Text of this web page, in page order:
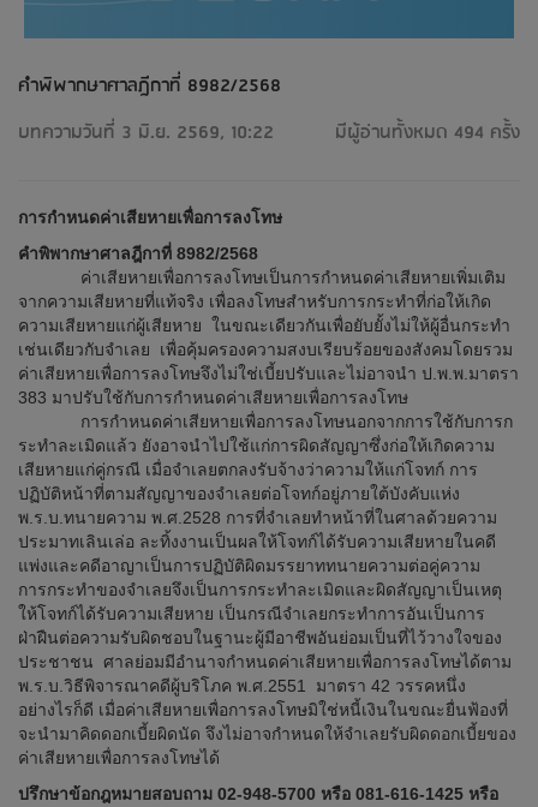
คำพิพากษาศาลฎีกาที่ 8982/2568
บทความวันที่ 3 มิ.ย. 2569, 10:22
มีผู้อ่านทั้งหมด 494 ครั้ง
การกำหนดค่าเสียหายเพื่อการลงโทษ
คำพิพากษาศาลฎีกาที่ 8982/2568
ค่าเสียหายเพื่อการลงโทษเป็นการกำหนดค่าเสียหายเพิ่มเติม
จากความเสียหายที่แท้จริง เพื่อลงโทษสำหรับการกระทำที่ก่อให้เกิด
ความเสียหายแก่ผู้เสียหาย ในขณะเดียวกันเพื่อยับยั้งไม่ให้ผู้อื่นกระทำ
เช่นเดียวกับจำเลย เพื่อคุ้มครองความสงบเรียบร้อยของสังคมโดยรวม
ค่าเสียหายเพื่อการลงโทษจึงไม่ใช่เบี้ยปรับและไม่อาจนำ ป.พ.พ.มาตรา
383 มาปรับใช้กับการกำหนดค่าเสียหายเพื่อการลงโทษ
การกำหนดค่าเสียหายเพื่อการลงโทษนอกจากการใช้กับการก
ระทำละเมิดแล้ว ยังอาจนำไปใช้แก่การผิดสัญญาซึ่งก่อให้เกิดความ
เสียหายแก่คู่กรณี เมื่อจำเลยตกลงรับจ้างว่าความให้แก่โจทก์ การ
ปฏิบัติหน้าที่ตามสัญญาของจำเลยต่อโจทก์อยู่ภายใต้บังคับแห่ง
พ.ร.บ.ทนายความ พ.ศ.2528 การที่จำเลยทำหน้าที่ในศาลด้วยความ
ประมาทเลินเล่อ ละทิ้งงานเป็นผลให้โจทก์ได้รับความเสียหายในคดี
แพ่งและคดีอาญาเป็นการปฏิบัติผิดมรรยาททนายความต่อคู่ความ
การกระทำของจำเลยจึงเป็นการกระทำละเมิดและผิดสัญญาเป็นเหตุ
ให้โจทก์ได้รับความเสียหาย เป็นกรณีจำเลยกระทำการอันเป็นการ
ฝ่าฝืนต่อความรับผิดชอบในฐานะผู้มีอาชีพอันย่อมเป็นที่ไว้วางใจของ
ประชาชน ศาลย่อมมีอำนาจกำหนดค่าเสียหายเพื่อการลงโทษได้ตาม
พ.ร.บ.วิธีพิจารณาคดีผู้บริโภค พ.ศ.2551 มาตรา 42 วรรคหนึ่ง
อย่างไรก็ดี เมื่อค่าเสียหายเพื่อการลงโทษมิใช่หนี้เงินในขณะยื่นฟ้องที่
จะนำมาคิดดอกเบี้ยผิดนัด จึงไม่อาจกำหนดให้จำเลยรับผิดดอกเบี้ยของ
ค่าเสียหายเพื่อการลงโทษได้
ปรึกษาข้อกฎหมายสอบถาม 02-948-5700 หรือ 081-616-1425 หรือ